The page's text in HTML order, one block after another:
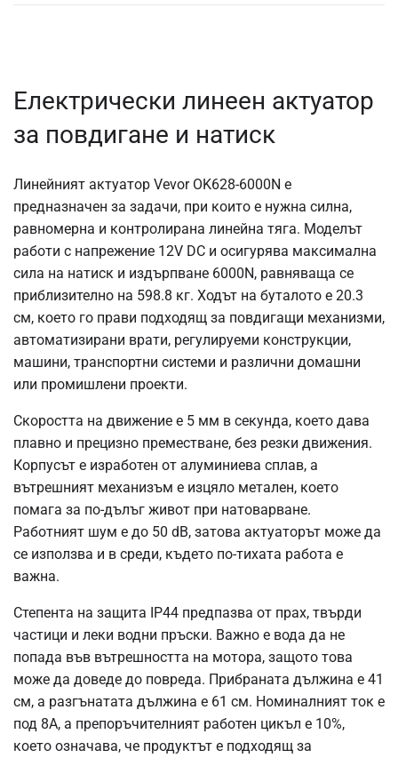
Електрически линеен актуатор
за повдигане и натиск
Линейният актуатор Vevor OK628-6000N е
предназначен за задачи, при които е нужна силна,
равномерна и контролирана линейна тяга. Моделът
работи с напрежение 12V DC и осигурява максимална
сила на натиск и издърпване 6000N, равняваща се
приблизително на 598.8 кг. Ходът на буталото е 20.3
см, което го прави подходящ за повдигащи механизми,
автоматизирани врати, регулируеми конструкции,
машини, транспортни системи и различни домашни
или промишлени проекти.
Скоростта на движение е 5 мм в секунда, което дава
плавно и прецизно преместване, без резки движения.
Корпусът е изработен от алуминиева сплав, а
вътрешният механизъм е изцяло метален, което
помага за по-дълъг живот при натоварване.
Работният шум е до 50 dB, затова актуаторът може да
се използва и в среди, където по-тихата работа е
важна.
Степента на защита IP44 предпазва от прах, твърди
частици и леки водни пръски. Важно е вода да не
попада във вътрешността на мотора, защото това
може да доведе до повреда. Прибраната дължина е 41
см, а разгънатата дължина е 61 см. Номиналният ток е
под 8A, а препоръчителният работен цикъл е 10%,
което означава, че продуктът е подходящ за